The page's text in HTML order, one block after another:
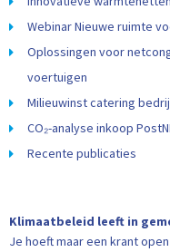
Webinar Nieuwe ruimte
Oplossingen voor
voertuigen
Milieuwinst catering
CO₂-analyse inkoop
Recente publicaties
Klimaatbeleid leeft in
Je hoeft maar een krant